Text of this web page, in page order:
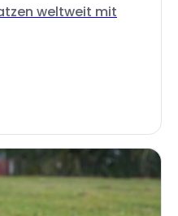
weltweit mit